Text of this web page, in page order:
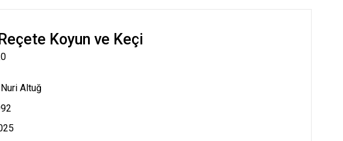
Koyun ve Keçi
Altuğ